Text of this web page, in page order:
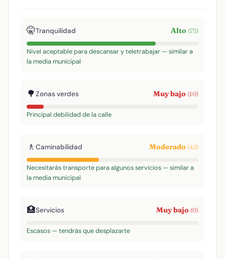
🤫Tranquilidad Alto (75)
Nivel aceptable para descansar y teletrabajar — similar a
la media municipal
🌳Zonas verdes Muy bajo (10)
Principal debilidad de la calle
🚶 Caminabilidad Moderado (42)
Necesitarás transporte para algunos servicios — similar a
la media municipal
🏥Servicios Muy bajo (0)
Escasos — tendrás que desplazarte